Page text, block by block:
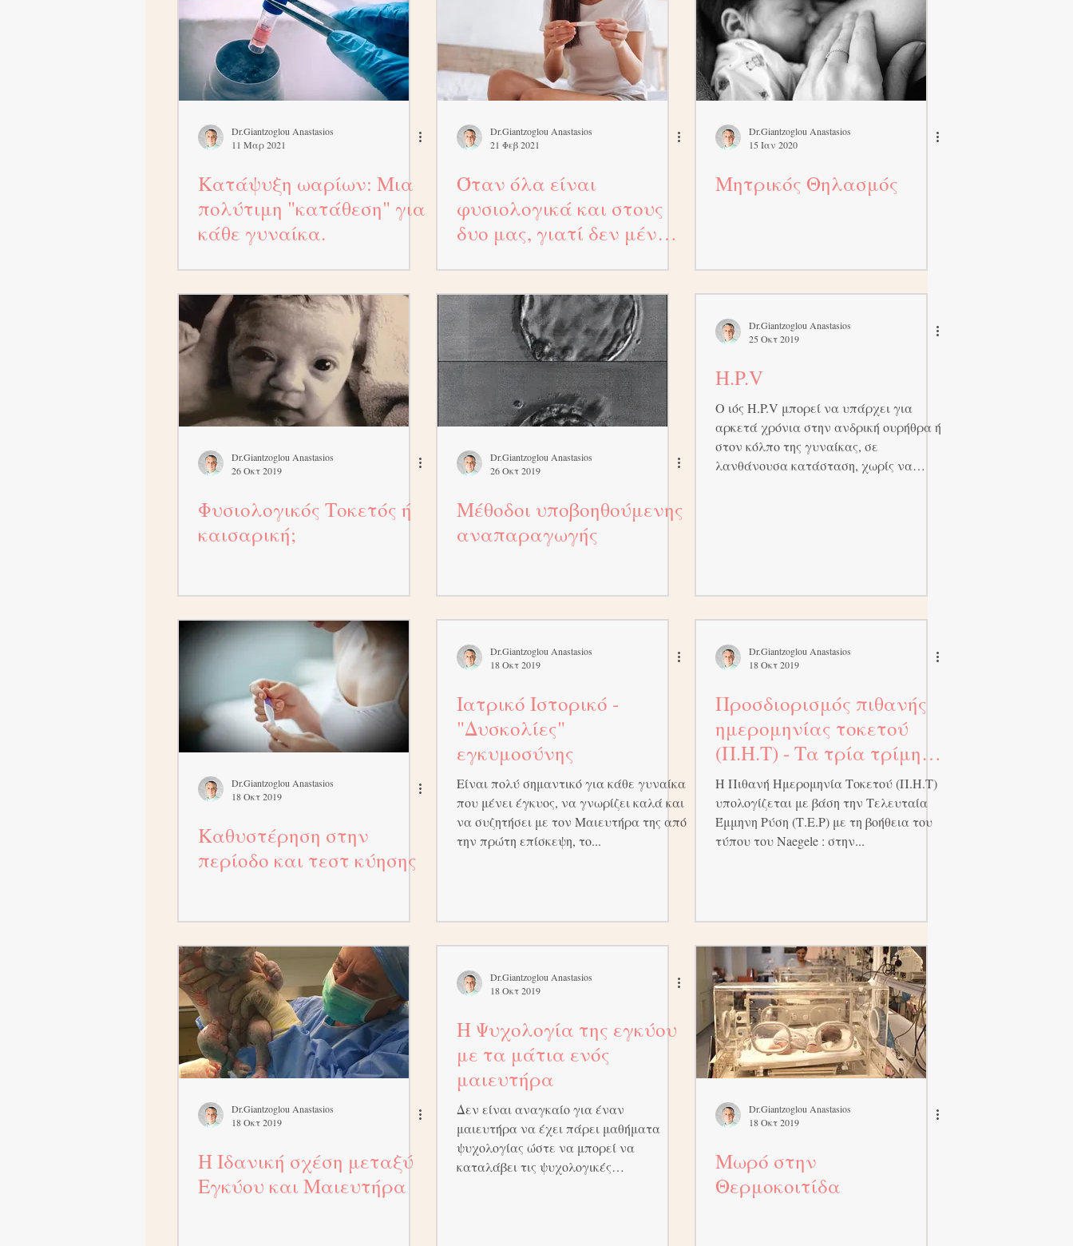
Dr.Giantzoglou Anastasios
11 Μαρ 2021
Κατάψυξη ωαρίων: Μια
πολύτιμη "κατάθεση" για
κάθε γυναίκα.
Dr.Giantzoglou Anastasios
21 Φεβ 2021
Όταν όλα είναι
φυσιολογικά και στους
δυο μας, γιατί δεν μένω
Dr.Giantzoglou Anastasios
15 Ιαν 2020
Μητρικός Θηλασμός
Dr.Giantzoglou Anastasios
26 Οκτ 2019
Φυσιολογικός Τοκετός ή
καισαρική;
Dr.Giantzoglou Anastasios
26 Οκτ 2019
Μέθοδοι υποβοηθούμενης
αναπαραγωγής
Dr.Giantzoglou Anastasios
25 Οκτ 2019
H.P.V
Ο ιός H.P.V μπορεί να υπάρχει για
αρκετά χρόνια στην ανδρική ουρήθρα ή
στον κόλπο της γυναίκας, σε
λανθάνουσα κατάσταση, χωρίς να
Dr.Giantzoglou Anastasios
18 Οκτ 2019
Καθυστέρηση στην
περίοδο και τεστ κύησης
Dr.Giantzoglou Anastasios
18 Οκτ 2019
Ιατρικό Ιστορικό -
"Δυσκολίες"
εγκυμοσύνης
Είναι πολύ σημαντικό για κάθε γυναίκα
που μένει έγκυος, να γνωρίζει καλά και
να συζητήσει με τον Μαιευτήρα της από
την πρώτη επίσκεψη, το...
Dr.Giantzoglou Anastasios
18 Οκτ 2019
Προσδιορισμός πιθανής
ημερομηνίας τοκετού
(Π.Η.Τ) - Τα τρία τρίμηνα
της κύησης
Η Πιθανή Ημερομηνία Τοκετού (Π.Η.Τ)
υπολογίζεται με βάση την Τελευταία
Έμμηνη Ρύση (Τ.Ε.Ρ) με τη βοήθεια του
τύπου του Naegele : στην...
Dr.Giantzoglou Anastasios
18 Οκτ 2019
Η Ιδανική σχέση μεταξύ
Εγκύου και Μαιευτήρα
Dr.Giantzoglou Anastasios
18 Οκτ 2019
Η Ψυχολογία της εγκύου
με τα μάτια ενός
μαιευτήρα
Δεν είναι αναγκαίο για έναν
μαιευτήρα να έχει πάρει μαθήματα
ψυχολογίας ώστε να μπορεί να
καταλάβει τις ψυχολογικές
Dr.Giantzoglou Anastasios
18 Οκτ 2019
Μωρό στην
Θερμοκοιτίδα